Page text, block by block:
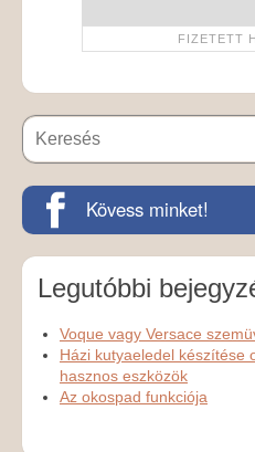
Kövess minket!
Legutóbbi
Voque vagy Versace
Házi kutyaeledel készítése
hasznos eszközök
Az okospad funkciója